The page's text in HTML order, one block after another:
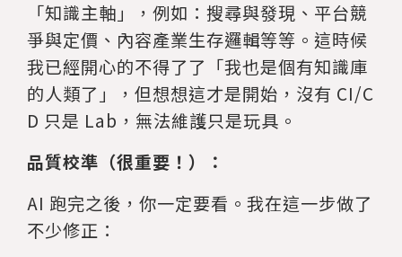
「知識主軸」，例如：搜尋與發現、平台競
爭與定價、內容產業生存邏輯等等。這時候
我已經開心的不得了了「我也是個有知識庫
的人類了」，但想想這才是開始，沒有 CI/C
D 只是 Lab，無法維護只是玩具。
品質校準（很重要！）：
AI 跑完之後，你一定要看。我在這一步做了
不少修正：